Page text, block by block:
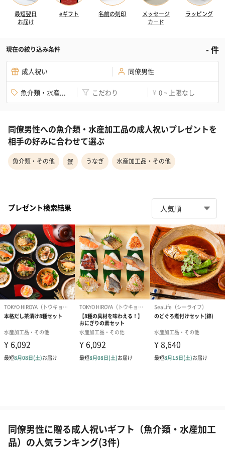
最短翌日
お届け
eギフト 名前の刻印
メッセージ
カード
ラッピング
現在の絞り込み条件 -件
成人祝い 同僚男性
魚介類・水産... こだわり ¥ 0 ~ 上限なし
同僚男性への魚介類・水産加工品の成人祝いプレゼントを
相手の好みに合わせて選ぶ
魚介類・その他 蟹 うなぎ 水産加工品・その他
プレゼント検索結果
同僚男性に贈る成人祝いギフト（魚介類・水産加工
品）の人気ランキング(3件)